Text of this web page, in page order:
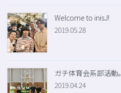
Welcome to inisJ!
2019.05.28
ガチ体育会系部活動。
2019.04.24